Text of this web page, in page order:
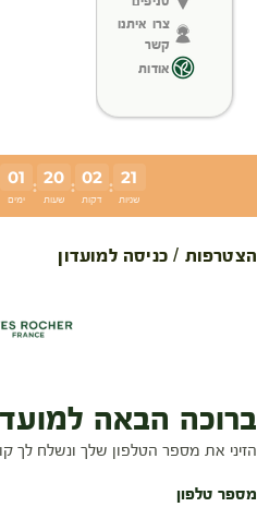
צרו איתנו
קשר
אודות
01
ימים
: 20
שעות
: 02
דקות
: 21
שניות
הצטרפות / כניסה למועדון